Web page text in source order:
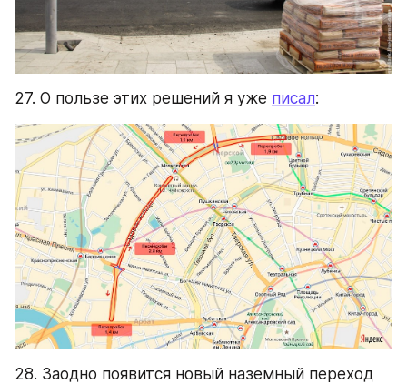
27. О пользе этих решений я уже писал:
28. Заодно появится новый наземный переход